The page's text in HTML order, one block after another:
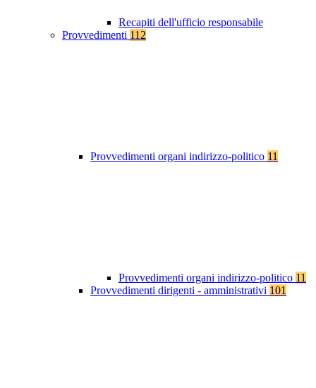
Recapiti dell'ufficio responsabile
Provvedimenti 112
Provvedimenti organi indirizzo-politico 11
Provvedimenti organi indirizzo-politico 11
Provvedimenti dirigenti - amministrativi 101